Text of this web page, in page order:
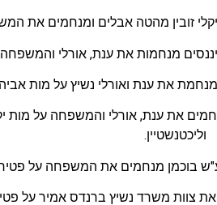
זובין מהטה אבלים ומנחמים את
מנחמות את ענת, אורלי
את ענת ואורלי נשיץ על מות
את ענת, אורלי והמשפחה על
וליכטנשטיין.
בוכמן מנחמים את המשפחה על